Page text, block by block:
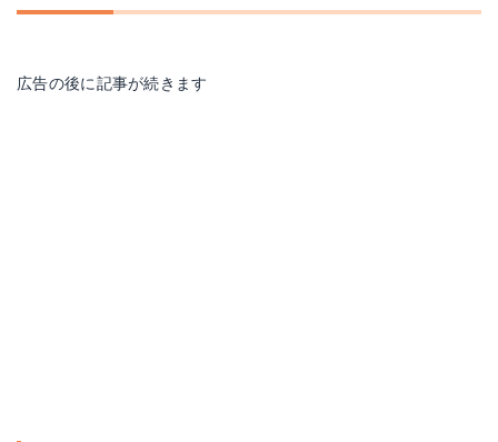
広告の後に記事が続きます